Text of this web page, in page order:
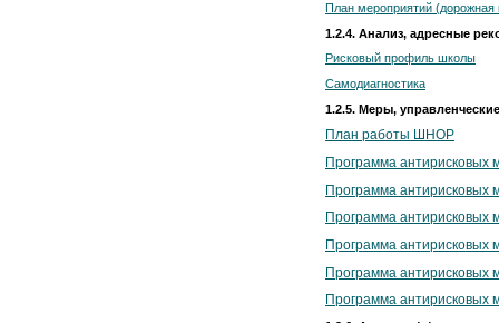
План мероприятий (дорожная
1.2.4. Анализ, адресные
Рисковый профиль школы
Самодиагностика
1.2.5. Меры,
План работы ШНОР
Программа антирисковых
Программа антирисковых
Программа антирисковых
Программа антирисковых
Программа антирисковых
Программа антирисковых